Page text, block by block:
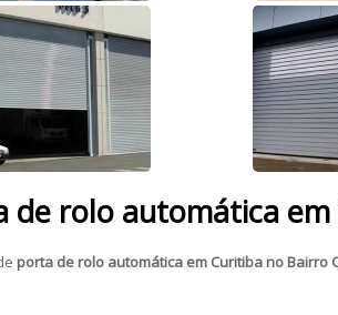
de rolo automática
porta de rolo automática em Curitiba no Bairro